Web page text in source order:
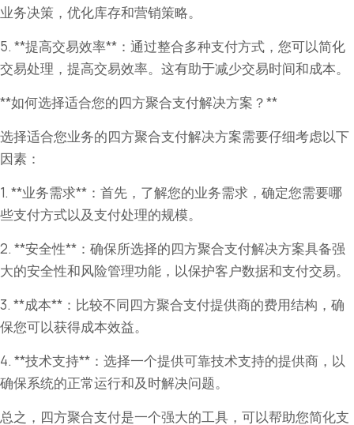
业务决策，优化库存和营销策略。
5. **提高交易效率**：通过整合多种支付方式，您可以简化
交易处理，提高交易效率。这有助于减少交易时间和成本。
**如何选择适合您的四方聚合支付解决方案？**
选择适合您业务的四方聚合支付解决方案需要仔细考虑以下
因素：
1. **业务需求**：首先，了解您的业务需求，确定您需要哪
些支付方式以及支付处理的规模。
2. **安全性**：确保所选择的四方聚合支付解决方案具备强
大的安全性和风险管理功能，以保护客户数据和支付交易。
3. **成本**：比较不同四方聚合支付提供商的费用结构，确
保您可以获得成本效益。
4. **技术支持**：选择一个提供可靠技术支持的提供商，以
确保系统的正常运行和及时解决问题。
总之，四方聚合支付是一个强大的工具，可以帮助您简化支